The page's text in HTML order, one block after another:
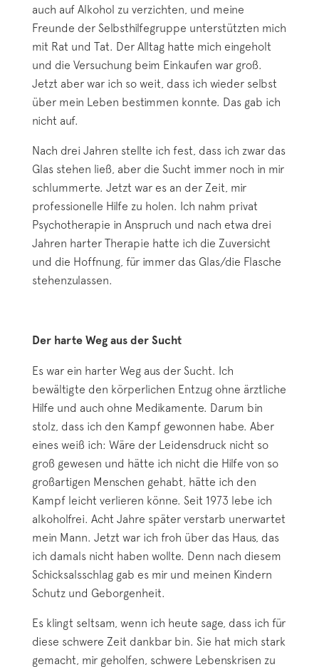
auch auf Alkohol zu verzichten, und meine
Freunde der Selbsthilfegruppe unterstützten mich
mit Rat und Tat. Der Alltag hatte mich eingeholt
und die Versuchung beim Einkaufen war groß.
Jetzt aber war ich so weit, dass ich wieder selbst
über mein Leben bestimmen konnte. Das gab ich
nicht auf.
Nach drei Jahren stellte ich fest, dass ich zwar das
Glas stehen ließ, aber die Sucht immer noch in mir
schlummerte. Jetzt war es an der Zeit, mir
professionelle Hilfe zu holen. Ich nahm privat
Psychotherapie in Anspruch und nach etwa drei
Jahren harter Therapie hatte ich die Zuversicht
und die Hoffnung, für immer das Glas/die Flasche
stehenzulassen.
Der harte Weg aus der Sucht
Es war ein harter Weg aus der Sucht. Ich
bewältigte den körperlichen Entzug ohne ärztliche
Hilfe und auch ohne Medikamente. Darum bin
stolz, dass ich den Kampf gewonnen habe. Aber
eines weiß ich: Wäre der Leidensdruck nicht so
groß gewesen und hätte ich nicht die Hilfe von so
großartigen Menschen gehabt, hätte ich den
Kampf leicht verlieren könne. Seit 1973 lebe ich
alkoholfrei. Acht Jahre später verstarb unerwartet
mein Mann. Jetzt war ich froh über das Haus, das
ich damals nicht haben wollte. Denn nach diesem
Schicksalsschlag gab es mir und meinen Kindern
Schutz und Geborgenheit.
Es klingt seltsam, wenn ich heute sage, dass ich für
diese schwere Zeit dankbar bin. Sie hat mich stark
gemacht, mir geholfen, schwere Lebenskrisen zu